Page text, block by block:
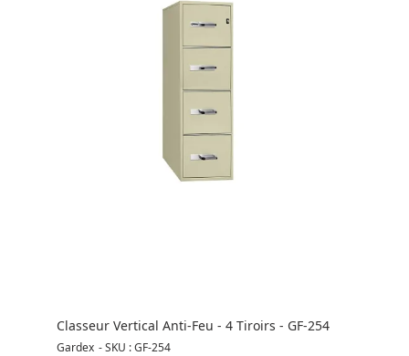
Classeur Vertical Anti-Feu - 4 Tiroirs - GF-254
Gardex -SKU : GF-254